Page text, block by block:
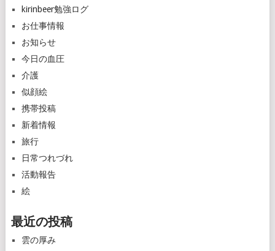
kirinbeer勉強ログ
お仕事情報
お知らせ
今日の血圧
介護
似顔絵
携帯投稿
新着情報
旅行
日常つれづれ
活動報告
絵
最近の投稿
雲の厚み